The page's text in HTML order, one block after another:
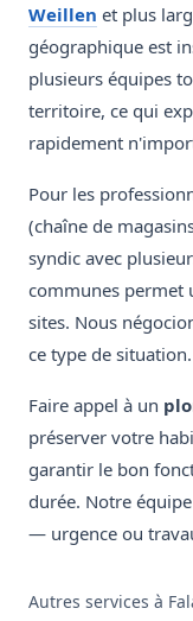
Weillen et plus
géographique est
plusieurs équipes
territoire, ce qui
rapidement
Pour les
(chaîne de
syndic avec
communes permet
sites. Nous
ce type de situation.
Faire appel à un
préserver votre
garantir le bon
durée. Notre
— urgence ou
Autres services à